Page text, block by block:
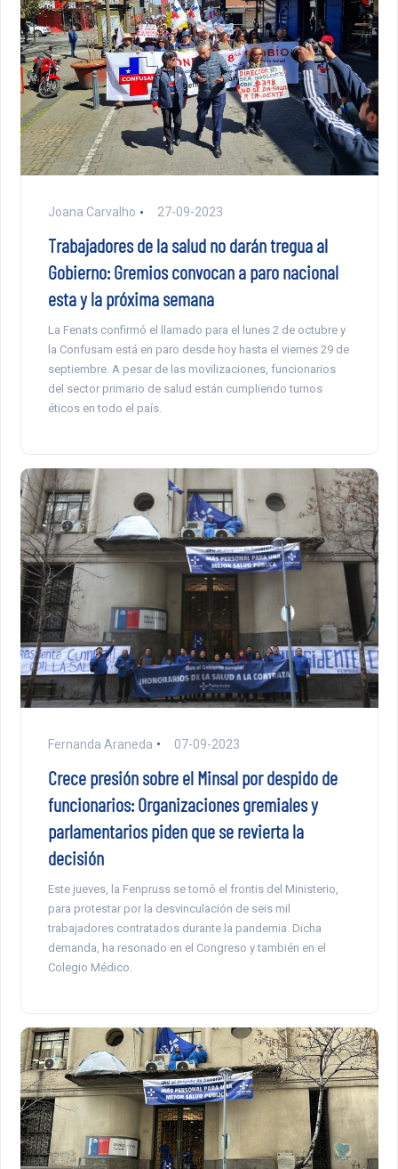
Joana Carvalho 27-09-2023
Trabajadores de la salud no darán tregua al
Gobierno: Gremios convocan a paro nacional
esta y la próxima semana
La Fenats confirmó el llamado para el lunes 2 de octubre y
la Confusam está en paro desde hoy hasta el viernes 29 de
septiembre. A pesar de las movilizaciones, funcionarios
del sector primario de salud están cumpliendo turnos
éticos en todo el país.
Fernanda Araneda 07-09-2023
Crece presión sobre el Minsal por despido de
funcionarios: Organizaciones gremiales y
parlamentarios piden que se revierta la
decisión
Este jueves, la Fenpruss se tomó el frontis del Ministerio,
para protestar por la desvinculación de seis mil
trabajadores contratados durante la pandemia. Dicha
demanda, ha resonado en el Congreso y también en el
Colegio Médico.